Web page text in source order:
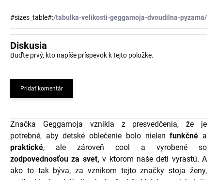
#sizes_table#:/tabulka-velikosti-geggamoja-dvoudilna-pyzama/
Diskusia
Buďte prvý, kto napíše príspevok k tejto položke.
Pridať komentár
Značka Geggamoja vznikla z presvedčenia, že je
potrebné, aby detské oblečenie bolo nielenfunkčné a
praktické, ale zároveň cool a vyrobené so
zodpovednosťou za svet, v ktorom naše deti vyrastú. A
ako to tak býva, za vznikom tejto značky stoja ženy,